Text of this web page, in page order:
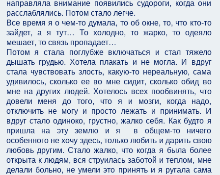
направляла внимание появились судороги, когда они
расслаблялись. Потом стало легче.
Все время я о чем-то думала, то об окне, то, что кто-то
зайдет, а я тут… То холодно, то жарко, то одеяло
мешает, то связь пропадает…
Потом я стала поглубже включаться и стал тяжело
дышать грудью. Хотела плакать и не могла. И вдруг
стала чувствовать злость, какую-то нереальную, сама
удивилось, сколько ее во мне сидит, сколько обид во
мне на других людей. Хотелось всех пообвинять, что
довели меня до того, что я и мозги, когда надо,
отключить не могу и просто лежать и принимать. И
вдруг стало одиноко, грустно, жалко себя. Как будто я
пришла на эту землю и я в общем-то ничего
особенного не хочу здесь, только любить и дарить свою
любовь другим. Стало жалко, что когда я была более
открыта к людям, вся струилась заботой и теплом, мне
делали больно, не умели это принять и я ругала сама